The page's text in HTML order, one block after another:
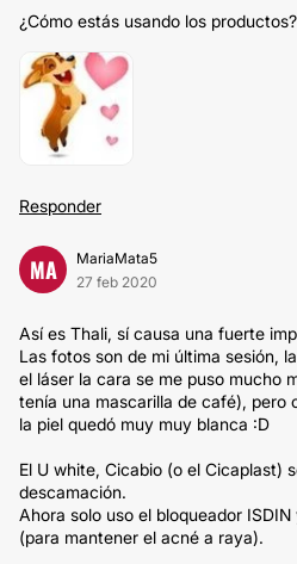
¿Cómo estás usando los
Responder
MA
MariaMata5
27 feb 2020
Así es Thali, sí causa una fuerte
Las fotos son de mi última sesión,
el láser la cara se me puso mucho
tenía una mascarilla de café), pero
la piel quedó muy muy blanca :D
El U white, Cicabio (o el Cicaplast)
descamación.
Ahora solo uso el bloqueador
(para mantener el acné a raya).